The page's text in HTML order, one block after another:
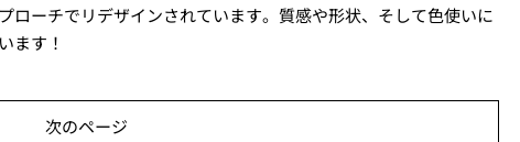
ローチでリデザインされています。質感や形状、そして色使いに
ます！
次のページ